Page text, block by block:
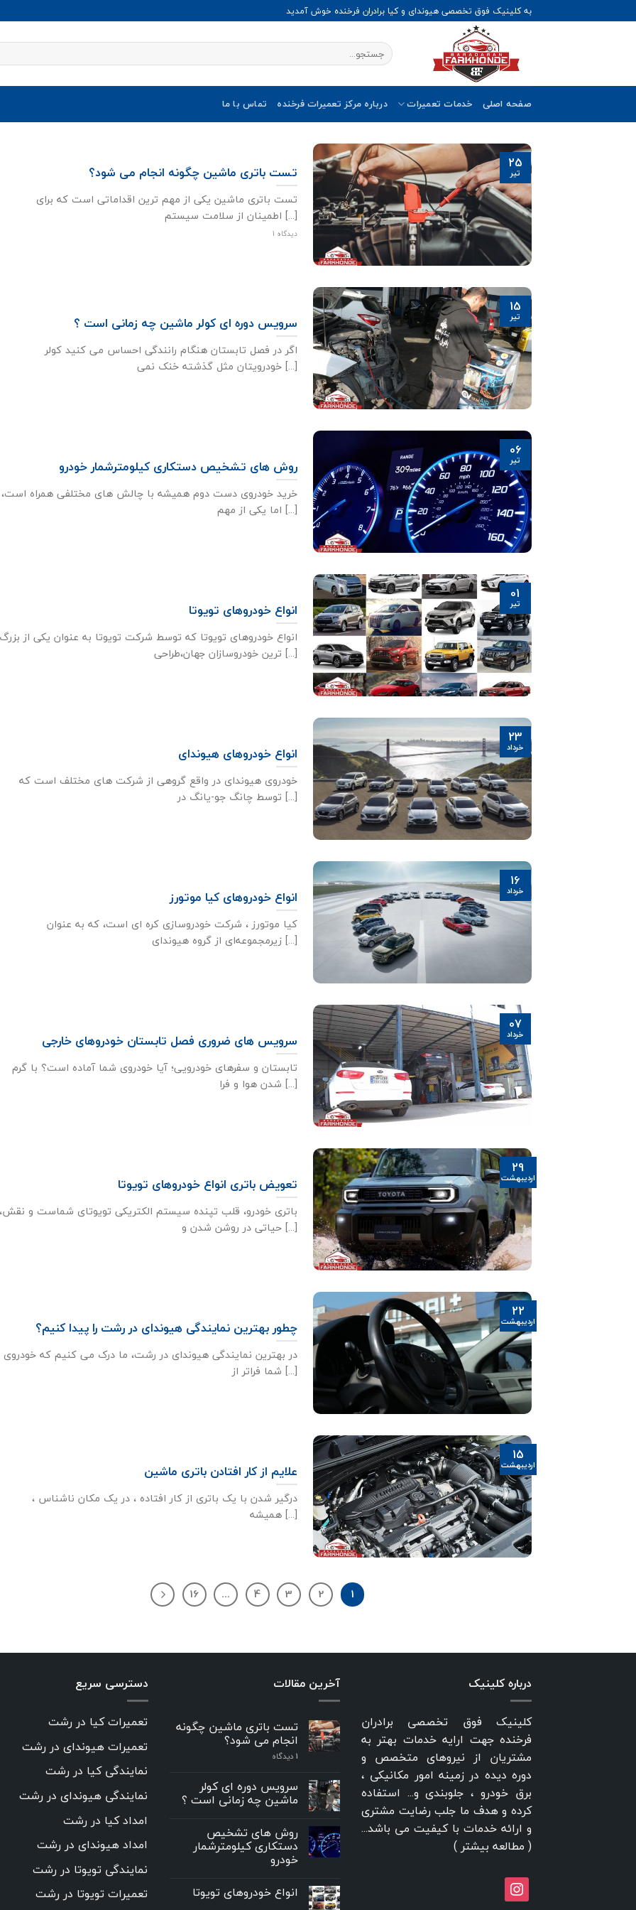
to
به کلینیک فوق تخصصی هیوندای و کیا برادران فرخنده خوش آمدید
صفحه اصلی خدمات تعمیرات درباره مرکز تعمیرات فرخنده تماس با ما
تست باتری ماشین چگونه انجام می شود؟
تست باتری ماشین یکی از مهم ترین اقداماتی است که برای
اطمینان از سلامت سیستم [...]
1 دیدگاه
25
تیر
سرویس دوره ای کولر ماشین چه زمانی است ؟
اگر در فصل تابستان هنگام رانندگی احساس می کنید کولر
خودرویتان مثل گذشته خنک نمی [...]
15
تیر
روش های تشخیص دستکاری کیلومترشمار خودرو
خرید خودروی دست دوم همیشه با چالش های مختلفی همراه است،
اما یکی از مهم [...]
06
تیر
انواع خودروهای تویوتا
انواع خودروهای تویوتا که توسط شرکت تویوتا به عنوان یکی از بزرگ
ترین خودروسازان جهان،طراحی [...]
01
تیر
انواع خودروهای هیوندای
خودروی هیوندای در واقع گروهی از شرکت های مختلف است که
توسط چانگ جو-یانگ در [...]
23
خرداد
انواع خودروهای کیا موتورز
کیا موتورز ، شرکت خودروسازی کره ای است، که به عنوان
زیرمجموعه‌ای از گروه هیوندای [...]
16
خرداد
سرویس های ضروری فصل تابستان خودروهای خارجی
تابستان و سفرهای خودرویی؛ آیا خودروی شما آماده است؟ با گرم
شدن هوا و فرا [...]
07
خرداد
تعویض باتری انواع خودروهای تویوتا
،باتری خودرو، قلب تپنده سیستم الکتریکی تویوتای شماست و نقش
حیاتی در روشن شدن و [...]
29
اردیبهشت
چطور بهترین نمایندگی هیوندای در رشت را پیدا کنیم؟
در بهترین نمایندگی هیوندای در رشت، ما درک می کنیم که خودروی
شما فراتر از [...]
22
اردیبهشت
علایم از کار افتادن باتری ماشین
درگیر شدن با یک باتری از کار افتاده ، در یک مکان ناشناس ،
همیشه [...]
15
اردیبهشت
1
2
3
4
…
16
درباره کلینیک
کلینیک فوق تخصصی برادران
فرخنده جهت ارایه خدمات بهتر به
مشتریان از نیروهای متخصص و
دوره دیده در زمینه امور مکانیکی ،
برق خودرو ، جلوبندی و... استفاده
کرده و هدف ما جلب رضایت مشتری
و ارائه خدمات با کیفیت می باشد...
( مطالعه بیشتر )
instagram
آخرین مقالات
تست باتری ماشین چگونه
انجام می شود؟
۱ دیدگاه
سرویس دوره ای کولر
ماشین چه زمانی است ؟
روش های تشخیص
دستکاری کیلومترشمار
خودرو
انواع خودروهای تویوتا
دسترسی سریع
تعمیرات کیا در رشت
تعمیرات هیوندای در رشت
نمایندگی کیا در رشت
نمایندگی هیوندای در رشت
امداد کیا در رشت
امداد هیوندای در رشت
نمایندگی تویوتا در رشت
تعمیرات تویوتا در رشت